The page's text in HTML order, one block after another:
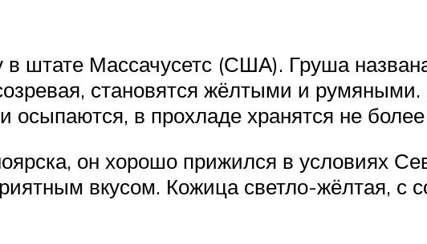
штате Массачусетс (США). Груша
становятся жёлтыми и румяными.
осыпаются, в прохладе хранятся не
он хорошо прижился в условиях
вкусом. Кожица светло-жёлтая, с